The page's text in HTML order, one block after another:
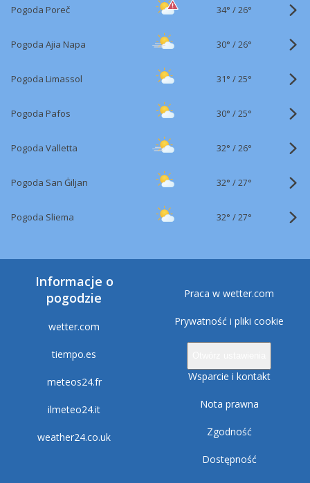
Pogoda Poreč 34° /26°
Pogoda Ajia Napa 30° /26°
Pogoda Limassol 31° /25°
Pogoda Pafos 30° /25°
Pogoda Valletta 32° /26°
Pogoda San Ġiljan 32° /27°
Pogoda Sliema 32° /27°
Informacje o
pogodzie
wetter.com
tiempo.es
meteos24.fr
ilmeteo24.it
weather24.co.uk
Praca w wetter.com
Prywatność i pliki cookie
Wsparcie i kontakt
Nota prawna
Zgodność
Dostępność